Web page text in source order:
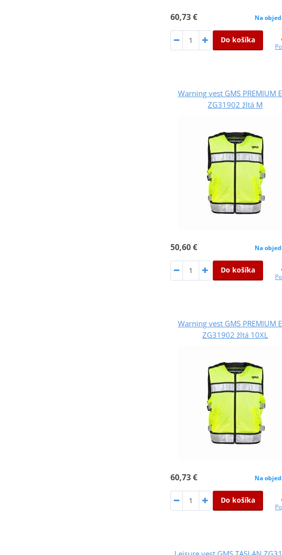
60,73 € Na
Do košíka
Warning vest GMS PREMIUM
ZG31902 žltá M
50,60 € Na
Do košíka
Warning vest GMS PREMIUM
ZG31902 žltá 10XL
60,73 € Na
Do košíka